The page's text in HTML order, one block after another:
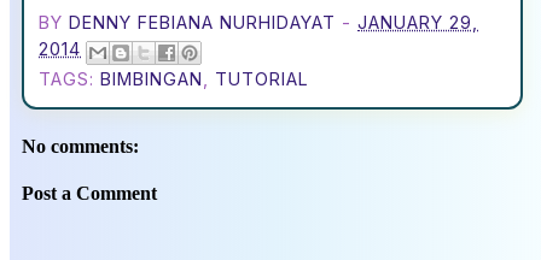
BY DENNY FEBIANA NURHIDAYAT - JANUARY 29,
2014
TAGS: BIMBINGAN TUTORIAL
No comments:
Post a Comment